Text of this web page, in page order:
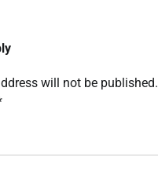
will not be published.